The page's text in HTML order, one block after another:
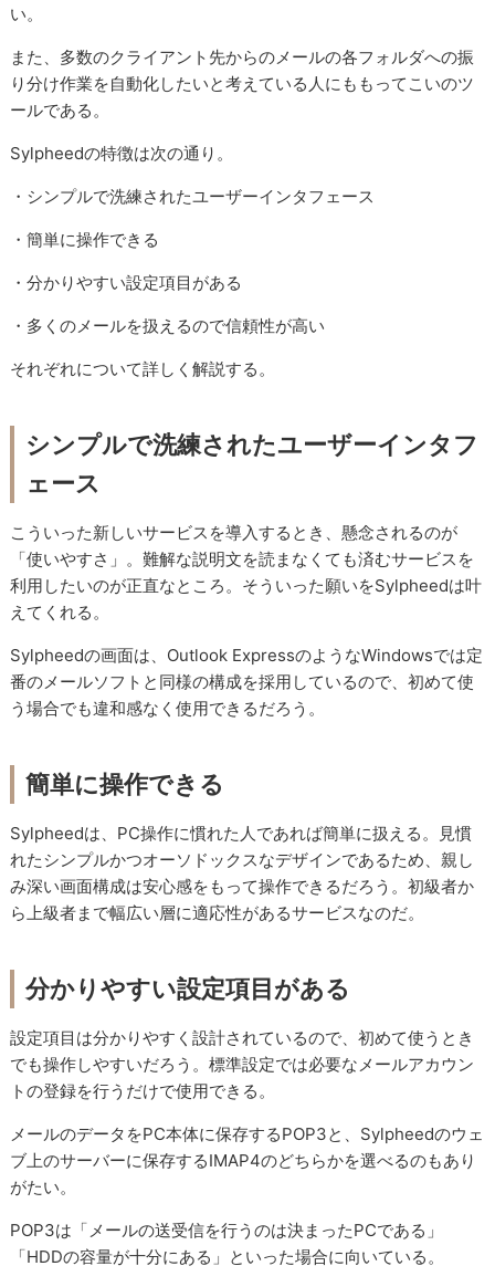
い。
また、多数のクライアント先からのメールの各フォルダへの振
り分け作業を自動化したいと考えている人にももってこいのツ
ールである。
Sylpheedの特徴は次の通り。
・シンプルで洗練されたユーザーインタフェース
・簡単に操作できる
・分かりやすい設定項目がある
・多くのメールを扱えるので信頼性が高い
それぞれについて詳しく解説する。
シンプルで洗練されたユーザーインタフ
ェース
こういった新しいサービスを導入するとき、懸念されるのが
「使いやすさ」。難解な説明文を読まなくても済むサービスを
利用したいのが正直なところ。そういった願いをSylpheedは叶
えてくれる。
Sylpheedの画面は、Outlook ExpressのようなWindowsでは定
番のメールソフトと同様の構成を採用しているので、初めて使
う場合でも違和感なく使用できるだろう。
簡単に操作できる
Sylpheedは、PC操作に慣れた人であれば簡単に扱える。見慣
れたシンプルかつオーソドックスなデザインであるため、親し
み深い画面構成は安心感をもって操作できるだろう。初級者か
ら上級者まで幅広い層に適応性があるサービスなのだ。
分かりやすい設定項目がある
設定項目は分かりやすく設計されているので、初めて使うとき
でも操作しやすいだろう。標準設定では必要なメールアカウン
トの登録を行うだけで使用できる。
メールのデータをPC本体に保存するPOP3と、Sylpheedのウェ
ブ上のサーバーに保存するIMAP4のどちらかを選べるのもあり
がたい。
POP3は「メールの送受信を行うのは決まったPCである」
「HDDの容量が十分にある」といった場合に向いている。